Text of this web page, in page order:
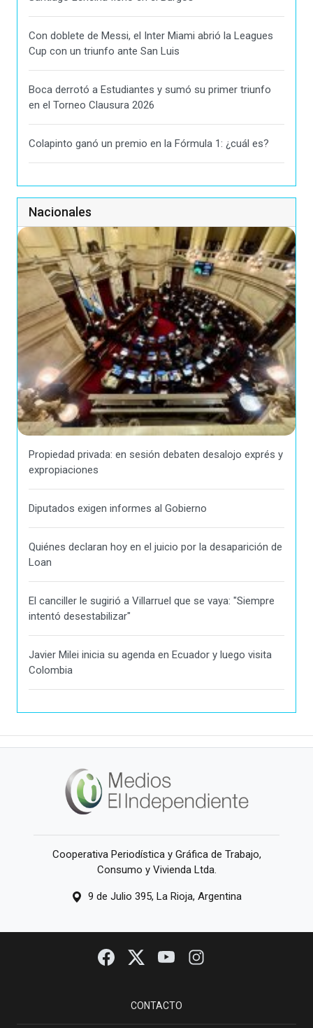
Con doblete de Messi, el Inter Miami abrió la Leagues
Cup con un triunfo ante San Luis
Boca derrotó a Estudiantes y sumó su primer triunfo
en el Torneo Clausura 2026
Colapinto ganó un premio en la Fórmula 1: ¿cuál es?
Nacionales
Propiedad privada: en sesión debaten desalojo exprés y
expropiaciones
Diputados exigen informes al Gobierno
Quiénes declaran hoy en el juicio por la desaparición de
Loan
El canciller le sugirió a Villarruel que se vaya: "Siempre
intentó desestabilizar"
Javier Milei inicia su agenda en Ecuador y luego visita
Colombia
Cooperativa Periodística y Gráfica de Trabajo,
Consumo y Vivienda Ltda.
9 de Julio 395, La Rioja, Argentina
CONTACTO